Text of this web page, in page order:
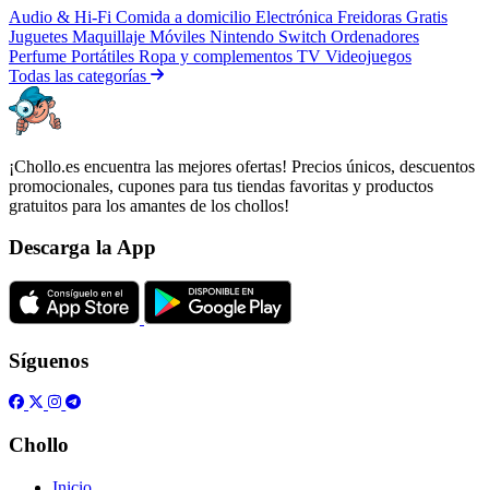
Audio & Hi-Fi Comida a domicilio Electrónica Freidoras Gratis
Juguetes Maquillaje Móviles Nintendo Switch Ordenadores
Perfume Portátiles Ropa y complementos TV Videojuegos
Todas las categorías
¡Chollo.es encuentra las mejores ofertas! Precios únicos, descuentos
promocionales, cupones para tus tiendas favoritas y productos
gratuitos para los amantes de los chollos!
Descarga la App
Síguenos
Chollo